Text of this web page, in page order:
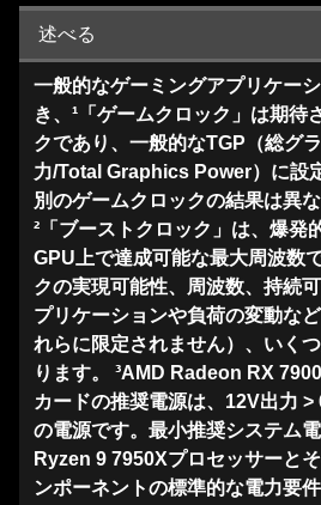
述べる
一般的なゲーミングアプリケー
き、¹「ゲームクロック」は期待
クであり、一般的なTGP（総グ
力/Total Graphics Power）に設
別のゲームクロックの結果は異
²「ブーストクロック」は、爆発
GPU上で達成可能な最大周波数
クの実現可能性、周波数、持続
プリケーションや負荷の変動な
れらに限定されません）、いく
ります。 ³AMD Radeon RX
カードの推奨電源は、12V出力
の電源です。最小推奨システム
Ryzen 9 7950Xプロセッサーと
ンポーネントの標準的な電力要